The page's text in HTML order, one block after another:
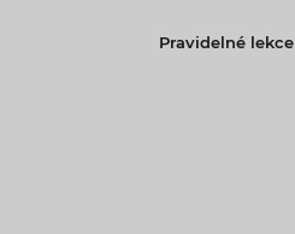
Pravidelné lekce